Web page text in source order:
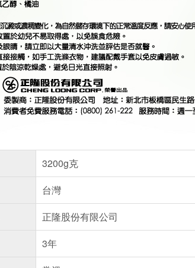
3200g克
台灣
正隆股份有限公司
3年